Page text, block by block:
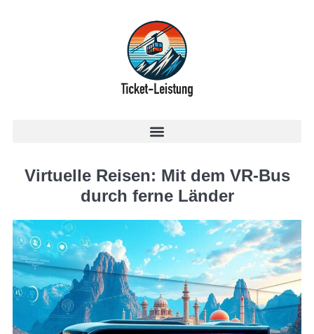
Virtuelle Reisen: Mit dem VR-Bus
durch ferne Länder